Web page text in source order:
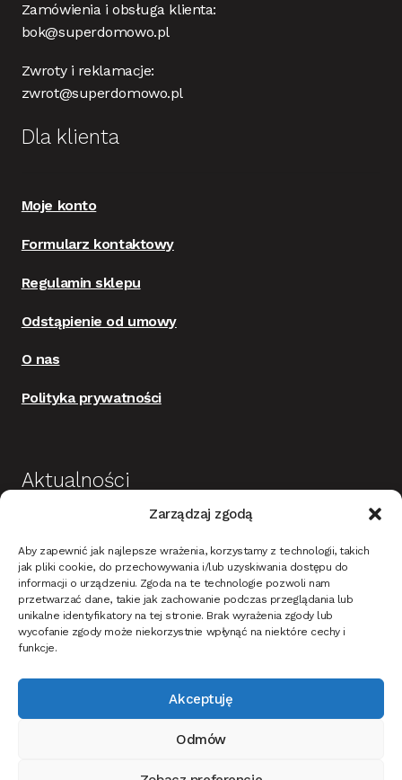
Zarządzaj zgodą
Aby zapewnić jak najlepsze wrażenia, korzystamy z technologii, takich
jak pliki cookie, do przechowywania i/lub uzyskiwania dostępu do
informacji o urządzeniu. Zgoda na te technologie pozwoli nam
przetwarzać dane, takie jak zachowanie podczas przeglądania lub
unikalne identyfikatory na tej stronie. Brak wyrażenia zgody lub
wycofanie zgody może niekorzystnie wpłynąć na niektóre cechy i
funkcje.
Akceptuję
Odmów
Zamówienia i obsługa klienta:
bok@superdomowo.pl
Zwroty i reklamacje:
zwrot@superdomowo.pl
Dla klienta
Moje konto
Formularz kontaktowy
Regulamin sklepu
Odstąpienie od umowy
O nas
Polityka prywatności
Aktualności
Budowa i wykończenie domu jako dobra
inwestycja
Mieszkanie w stylu nowoczesnym – na co
zwrócić uwagę?
Oświetlenie ciemnych ścian i tapet w korytarzu –
Jak oświetlić dom i ogród na Święta Bożego
narodzenia?